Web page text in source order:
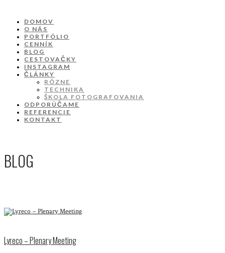
DOMOV
O NÁS
PORTFÓLIO
CENNÍK
BLOG
CESTOVAČKY
INSTAGRAM
ČLÁNKY
RÔZNE
TECHNIKA
ŠKOLA FOTOGRAFOVANIA
ODPORÚČAME
REFERENCIE
KONTAKT
BLOG
Lyreco – Plenary Meeting